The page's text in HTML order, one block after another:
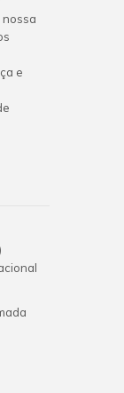
nossa
e